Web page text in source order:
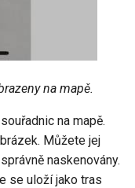
na mapě.
na mapě.
Můžete jej
naskenovány.
se uloží jako tras